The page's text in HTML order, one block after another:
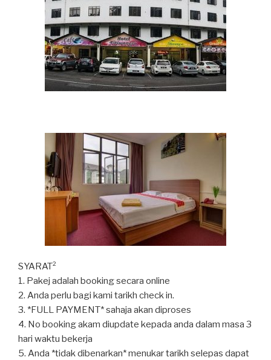
SYARAT²
1. Pakej adalah booking secara online
2. Anda perlu bagi kami tarikh check in.
3. *FULL PAYMENT* sahaja akan diproses
4. No booking akam diupdate kepada anda dalam masa 3
hari waktu bekerja
5. Anda *tidak dibenarkan* menukar tarikh selepas dapat